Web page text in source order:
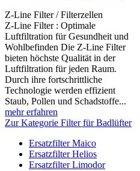
Z-Line Filter / Filterzellen
Z-Line Filter : Optimale
Luftfiltration für Gesundheit und
Wohlbefinden Die Z-Line Filter
bieten höchste Qualität in der
Luftfiltration für jeden Raum.
Durch ihre fortschrittliche
Technologie werden effizient
Staub, Pollen und Schadstoffe...
mehr erfahren
Zur Kategorie Filter für Badlüfter
Ersatzfilter Maico
Ersatzfilter Helios
Ersatzfilter Limodor